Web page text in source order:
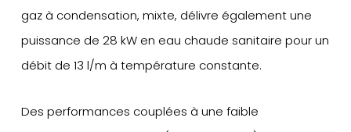
gaz à condensation, mixte, délivre également une
puissance de 28 kW en eau chaude sanitaire pour un
débit de 13 l/m à température constante.
Des performances couplées à une faible